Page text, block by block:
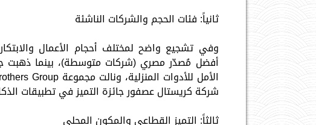
ثانياً: فئات الحجم والشركات الناشئة
أفضل مُصدّر مصري (شركات متوسطة)، بينما
شركة كريستال عصفور جائزة التميز في تطبيقات
ثالثاً: التميز القطاعي والمكون المحلي